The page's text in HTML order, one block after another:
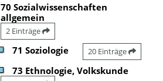
70 Sozialwissenschaften
allgemein
2 Einträge
71 Soziologie 20 Einträge
73 Ethnologie, Volkskunde